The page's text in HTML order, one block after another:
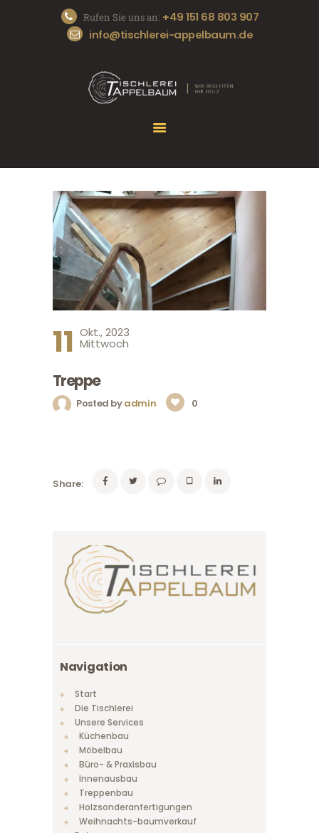
Rufen Sie uns an: +49 151 68 803 907
info@tischlerei-appelbaum.de
START
DIE TISCHLEREI
UNSERE SERVICES
11 Okt., 2023
Mittwoch
Treppe
Posted byadmin 0
Share:
Navigation
Start
Die Tischlerei
Unsere Services
Küchenbau
Möbelbau
Büro- & Praxisbau
Innenausbau
Treppenbau
Holzsonderanfertigungen
Weihnachts-baumverkauf